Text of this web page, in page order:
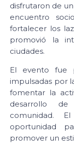
disfrutaron de
encuentro
fortalecer los
promovió la
ciudades.
El evento fue
impulsadas por
fomentar la
desarrollo
comunidad.
oportunidad
promover un